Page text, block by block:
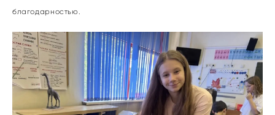
благодарностью.